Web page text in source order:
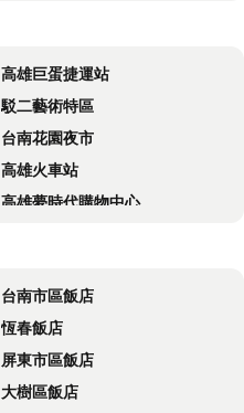
Watermark Hotel-The Harbour
城市商旅 - 高雄駁二特區
康瀚行旅
宮賞藝術大飯店
京城大飯店
康橋大飯店 - 三多商圈館
宜都大飯店
凱羅藝術大飯店
秝芯旅店駁二館
高雄巨蛋捷運站
駁二藝術特區
台南花園夜市
高雄火車站
高雄夢時代購物中心
台南高鐵站
高雄市立美術館
台南大東夜市
高雄文化中心
台南市區飯店
恆春飯店
屏東市區飯店
大樹區飯店